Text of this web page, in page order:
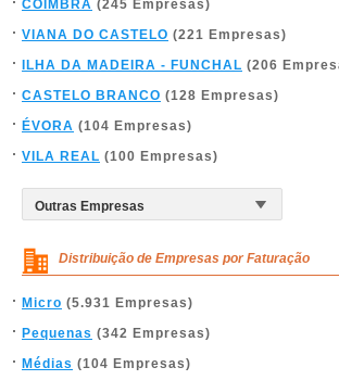
COIMBRA (245 Empresas)
VIANA DO CASTELO (221 Empresas)
ILHA DA MADEIRA - FUNCHAL (206
CASTELO BRANCO (128 Empresas)
ÉVORA (104 Empresas)
VILA REAL (100 Empresas)
Distribuição de Empresas por Faturação
Micro (5.931 Empresas)
Pequenas (342 Empresas)
Médias (104 Empresas)